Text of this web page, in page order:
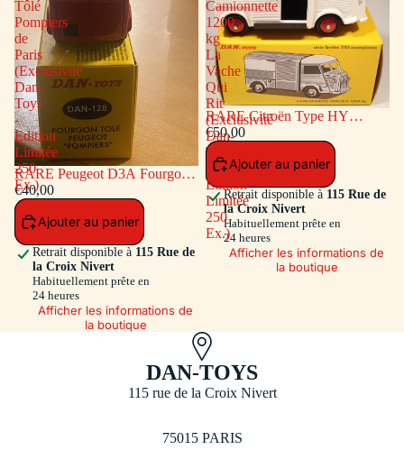
Tôlé
Pompiers
de
Paris
(Exclusivité
Dan-
Toys
-
Edition
Limitée
250
Ex.)
RARE Peugeot D3A Fourgon
Tôlé Pompiers de Paris
(Exclusivité Dan-Toys - Edition
Limitée 250 Ex.)
€40,00
Ajouter au panier
Retrait disponible à 115 Rue de
la Croix Nivert
Habituellement prête en
24 heures
Afficher les informations de
la boutique
Camionnette
1200
kg
La
Vache
Qui
Rit
(Exclusivité
Dan-
Toys
-
Edition
Limitée
250
Ex.)
RARE Citroën Type HY
Camionnette 1200 kg La Vache
Qui Rit (Exclusivité Dan-Toys -
Edition Limitée 250 Ex.)
€50,00
Ajouter au panier
Retrait disponible à 115 Rue de
la Croix Nivert
Habituellement prête en
24 heures
Afficher les informations de
la boutique
DAN-TOYS
115 rue de la Croix Nivert
75015 PARIS